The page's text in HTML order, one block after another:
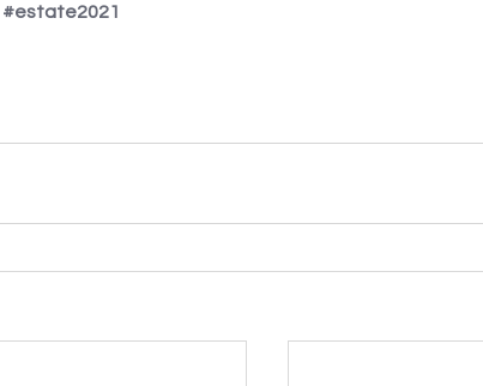
#estate2021